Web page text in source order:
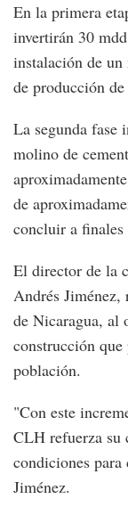
En la primera
invertirán 30
instalación de
de producción
La segunda fase
molino de
de
concluir a finales
El director de la
Andrés Jiménez,
de Nicaragua, al
construcción que
población.
"Con este
CLH refuerza su
condiciones
Jiménez.